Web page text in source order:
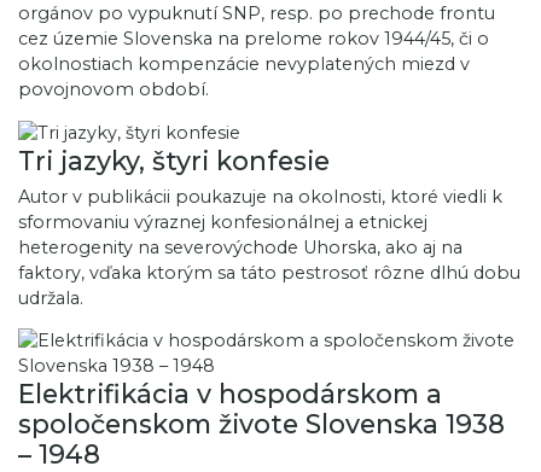
orgánov po vypuknutí SNP, resp. po prechode frontu
cez územie Slovenska na prelome rokov 1944/45, či o
okolnostiach kompenzácie nevyplatených miezd v
povojnovom období.
Tri jazyky, štyri konfesie
Autor v publikácii poukazuje na okolnosti, ktoré viedli k
sformovaniu výraznej konfesionálnej a etnickej
heterogenity na severovýchode Uhorska, ako aj na
faktory, vďaka ktorým sa táto pestrosoť rôzne dlhú dobu
udržala.
Elektrifikácia v hospodárskom a
spoločenskom živote Slovenska 1938
– 1948